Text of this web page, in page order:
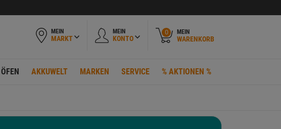
MEIN
MARKT
MEIN
KONTO
0 MEIN
WARENKORB
ÖFEN AKKUWELT MARKEN SERVICE % AKTIONEN %